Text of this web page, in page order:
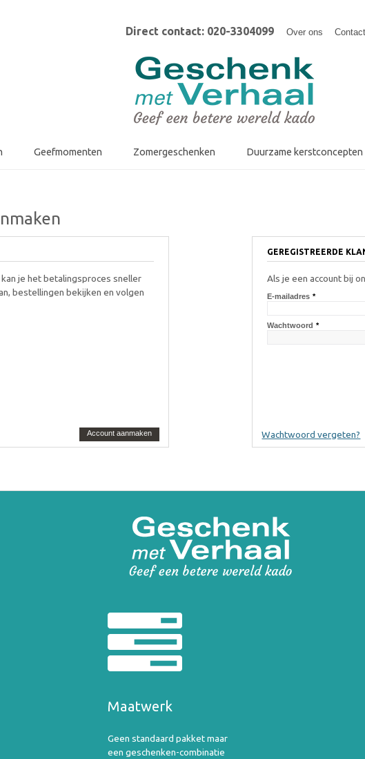
Direct contact: 020-3304099 Over ons Contact
Geefmomenten Zomergeschenken Duurzame kerstconcepten
je het betalingsproces sneller
bestellingen bekijken en volgen
Account aanmaken
GEREGISTREERDE
Als je een account bij
*
E-mailadres
*
Wachtwoord
Wachtwoord vergeten?
Maatwerk
Geen standaard pakket maar
een geschenken-combinatie